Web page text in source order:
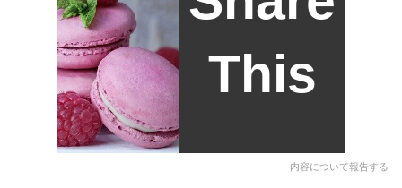
This
内容について報告する